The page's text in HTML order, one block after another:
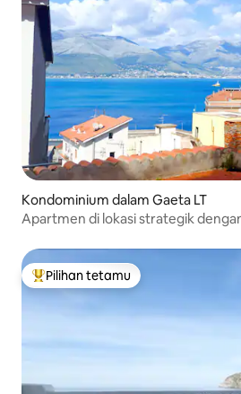
Kondominium dalam Gaeta LT
Apartmen di lokasi strategik
Pilihan utama tetamu
Pilihan tetamu